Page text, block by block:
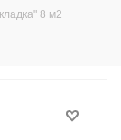
8 м2